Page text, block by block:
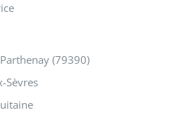
(79390)
Sèvres